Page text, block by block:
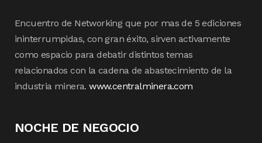
Encuentro de Networking que por mas de 5 ediciones
ininterrumpidas, con gran éxito, sirven activamente
como espacio para debatir distintos temas
relacionados con la cadena de abastecimiento de la
industria minera.www.centralminera.com
NOCHE DE NEGOCIO